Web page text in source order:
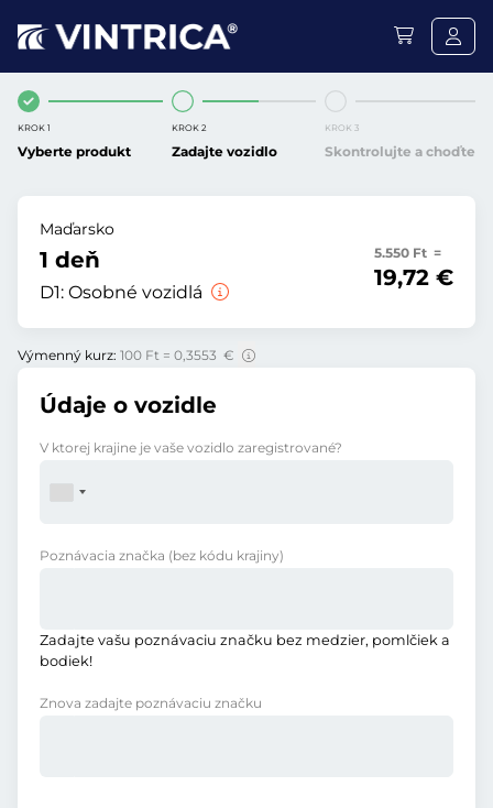
KROK 1
Vyberte produkt
KROK 2
Zadajte vozidlo
KROK 3
Skontrolujte a choďte
Maďarsko
1 deň
D1: Osobné vozidlá
5.550 Ft =
19,72 €
Výmenný kurz: 100 Ft = 0,3553 €
Údaje o vozidle
V ktorej krajine je vaše vozidlo zaregistrované?
Poznávacia značka (bez kódu krajiny)
Zadajte vašu poznávaciu značku bez medzier, pomlčiek a
bodiek!
Znova zadajte poznávaciu značku